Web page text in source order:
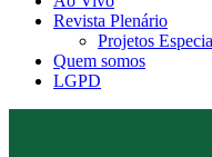
Revista Plenário
Projetos
Quem somos
LGPD